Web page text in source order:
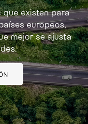
que existen para
europeos,
mejor se ajusta